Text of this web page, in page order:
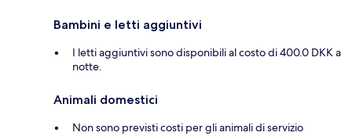
Bambini e letti aggiuntivi
I letti aggiuntivi sono disponibili al costo di 400.0 DKK a
notte.
Animali domestici
Non sono previsti costi per gli animali di servizio